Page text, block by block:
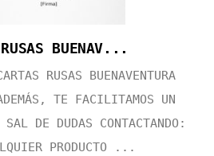
BUENAV...
RUSAS BUENAVENTURA
TE FACILITAMOS UN
SAL DE DUDAS CONTACTANDO:
PRODUCTO ...